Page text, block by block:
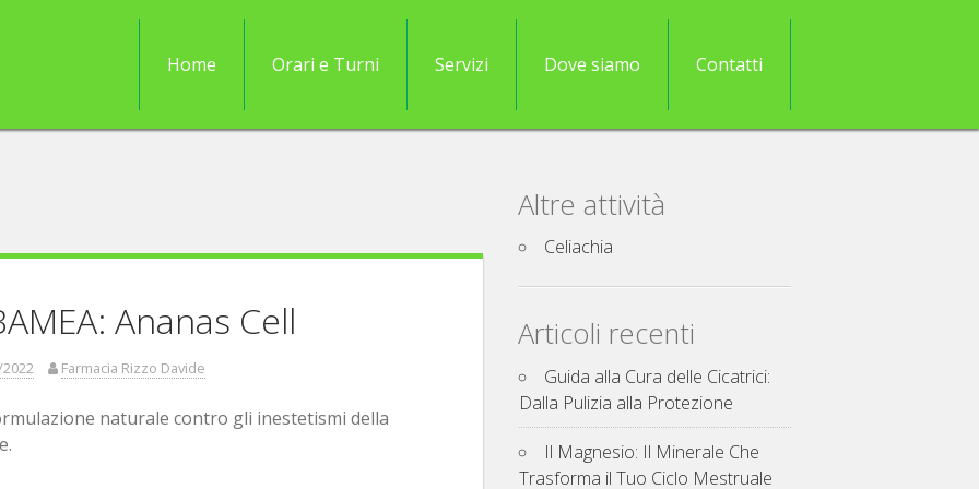
Home Orari e Turni Servizi Dove siamo Contatti
Ananas Cell
Farmacia Rizzo Davide
naturale contro gli inestetismi della
Altre attività
Celiachia
Articoli recenti
Guida alla Cura delle Cicatrici:
Dalla Pulizia alla Protezione
Il Magnesio: Il Minerale Che
Trasforma il Tuo Ciclo Mestruale